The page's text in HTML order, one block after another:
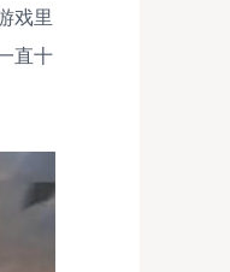
戏里
直十